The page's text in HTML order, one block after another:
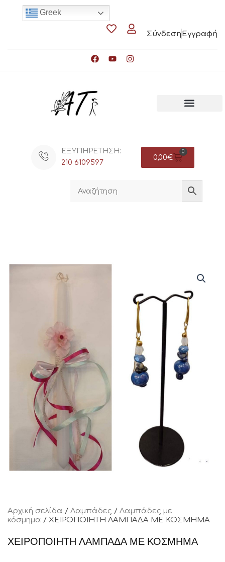
Σύνδεση Εγγραφή
Greek
ΕΞΥΠΗΡΕΤΗΣΗ:
210 6109597
0,00€
0
Αρχική σελίδα / Λαμπάδες / Λαμπάδες με
κόσμημα / ΧΕΙΡΟΠΟΙΗΤΗ ΛΑΜΠΑΔΑ ΜΕ ΚΟΣΜΗΜΑ
ΧΕΙΡΟΠΟΙΗΤΗ ΛΑΜΠΑΔΑ ΜΕ ΚΟΣΜΗΜΑ